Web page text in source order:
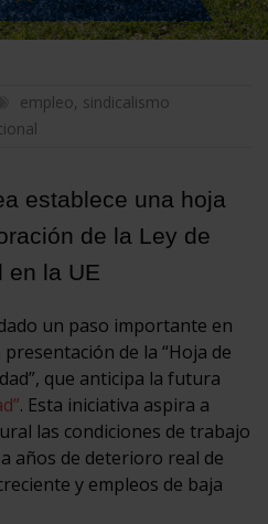
empleo, sindicalismo
establece una hoja
de la Ley de
en la UE
un paso importante en
de la “Hoja de
que anticipa la futura
. Esta iniciativa aspira a
las condiciones de trabajo
años de deterioro real de
y empleos de baja